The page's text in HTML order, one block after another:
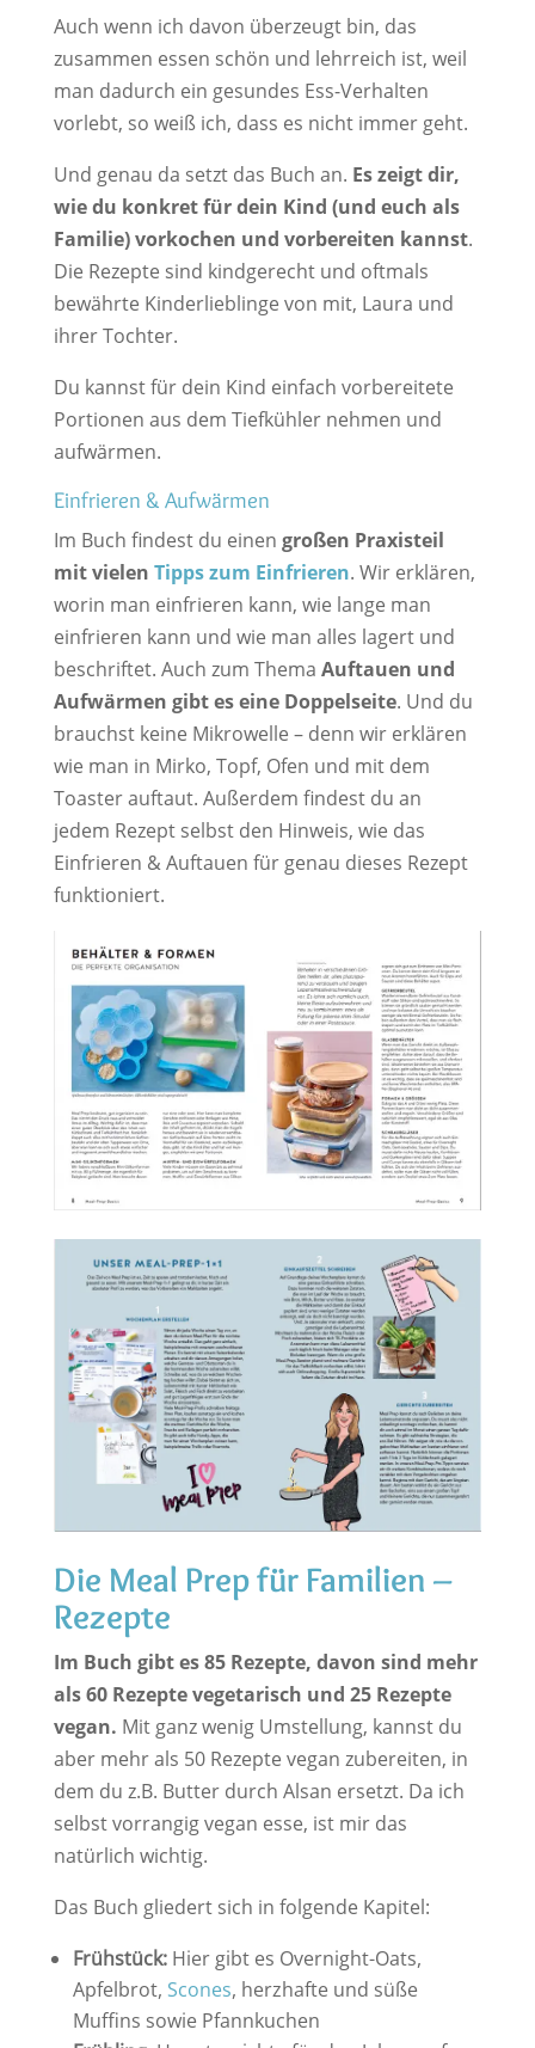
Auch wenn ich davon überzeugt bin, das
zusammen essen schön und lehrreich ist, weil
man dadurch ein gesundes Ess-Verhalten
vorlebt, so weiß ich, dass es nicht immer geht.
Und genau da setzt das Buch an. Es zeigt dir,
wie du konkret für dein Kind (und euch als
Familie) vorkochen und vorbereiten kannst.
Die Rezepte sind kindgerecht und oftmals
bewährte Kinderlieblinge von mit, Laura und
ihrer Tochter.
Du kannst für dein Kind einfach vorbereitete
Portionen aus dem Tiefkühler nehmen und
aufwärmen.
Einfrieren & Aufwärmen
Im Buch findest du einen großen Praxisteil
mit vielen Tipps zum Einfrieren. Wir erklären,
worin man einfrieren kann, wie lange man
einfrieren kann und wie man alles lagert und
beschriftet. Auch zum Thema Auftauen und
Aufwärmen gibt es eine Doppelseite. Und du
brauchst keine Mikrowelle – denn wir erklären
wie man in Mirko, Topf, Ofen und mit dem
Toaster auftaut. Außerdem findest du an
jedem Rezept selbst den Hinweis, wie das
Einfrieren & Auftauen für genau dieses Rezept
funktioniert.
Die Meal Prep für Familien –
Rezepte
Im Buch gibt es 85 Rezepte, davon sind mehr
als 60 Rezepte vegetarisch und 25 Rezepte
vegan. Mit ganz wenig Umstellung, kannst du
aber mehr als 50 Rezepte vegan zubereiten, in
dem du z.B. Butter durch Alsan ersetzt. Da ich
selbst vorrangig vegan esse, ist mir das
natürlich wichtig.
Das Buch gliedert sich in folgende Kapitel:
Frühstück:Hier gibt es Overnight-Oats,
Apfelbrot, Scones, herzhafte und süße
Muffins sowie Pfannkuchen